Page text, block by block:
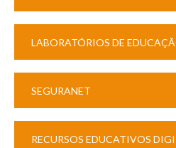
LABORATÓRIOS DE
SEGURANET
RECURSOS EDUCATIVOS